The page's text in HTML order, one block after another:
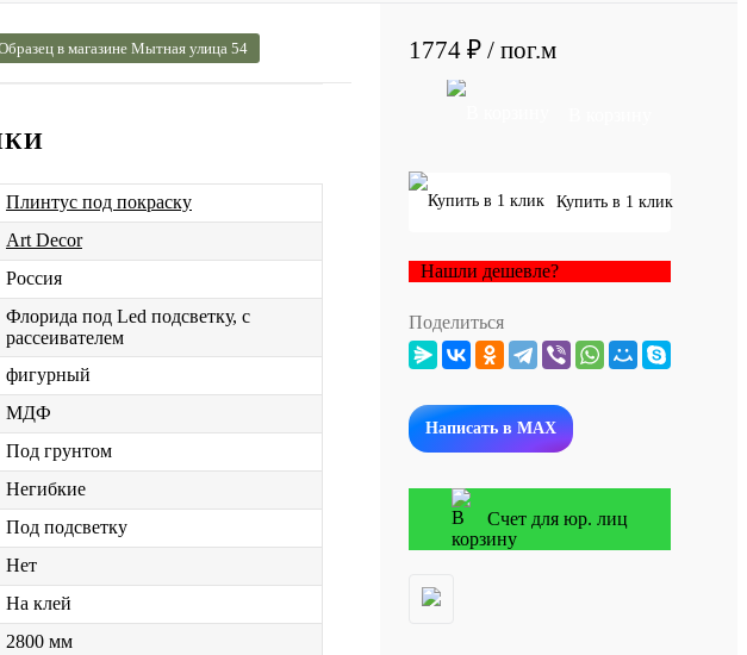
в магазине Мытная улица 54
Плинтус под покраску
Art Decor
Россия
Флорида под Led подсветку, с
рассеивателем
фигурный
МДФ
Под грунтом
Негибкие
Под подсветку
Нет
На клей
2800 мм
1774 ₽ / пог.м
Купить в 1 клик
Нашли дешевле?
Поделиться
Написать в MAX
Счет для юр. лиц